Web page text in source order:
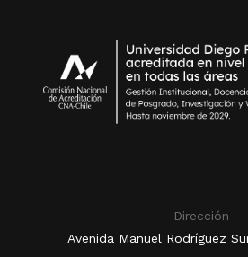
Dirección
Avenida Manuel Rodríguez